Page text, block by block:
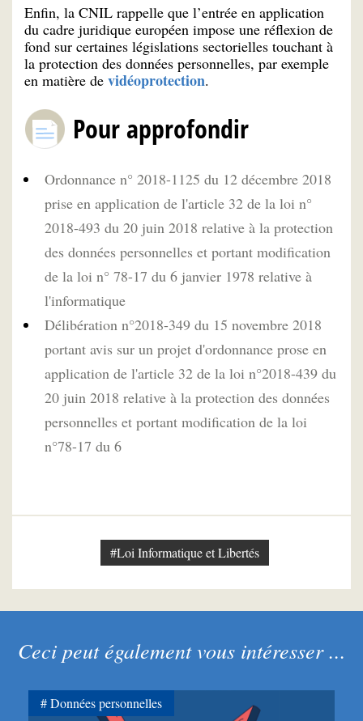
Enfin, la CNIL rappelle que l’entrée en application
du cadre juridique européen impose une réflexion de
fond sur certaines législations sectorielles touchant à
la protection des données personnelles, par exemple
en matière de vidéoprotection.
Pour approfondir
Ordonnance n° 2018-1125 du 12 décembre 2018
prise en application de l'article 32 de la loi n°
2018-493 du 20 juin 2018 relative à la protection
des données personnelles et portant modification
de la loi n° 78-17 du 6 janvier 1978 relative à
l'informatique
Délibération n°2018-349 du 15 novembre 2018
portant avis sur un projet d'ordonnance prose en
application de l'article 32 de la loi n°2018-439 du
20 juin 2018 relative à la protection des données
personnelles et portant modification de la loi
n°78-17 du 6
#Loi Informatique et Libertés
Ceci peut également vous intéresser ...
Données personnelles